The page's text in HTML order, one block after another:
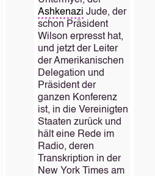
Ashkenazi Jude, der
schon Präsident
Wilson erpresst hat,
und jetzt der Leiter
der Amerikanischen
Delegation und
Präsident der
ganzen Konferenz
ist, in die Vereinigten
Staaten zurück und
hält eine Rede im
Radio, deren
Transkription in der
New York Times am